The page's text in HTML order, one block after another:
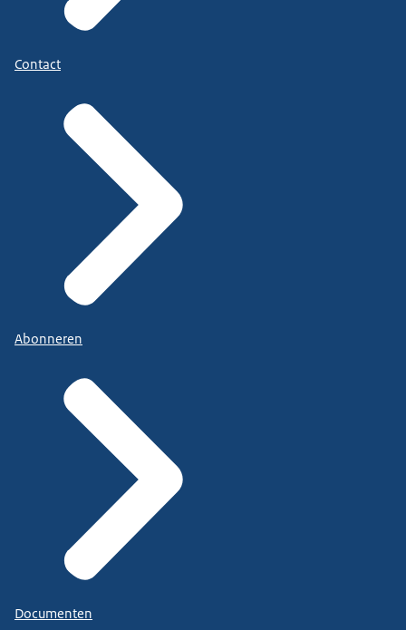
Contact
Abonneren
Documenten